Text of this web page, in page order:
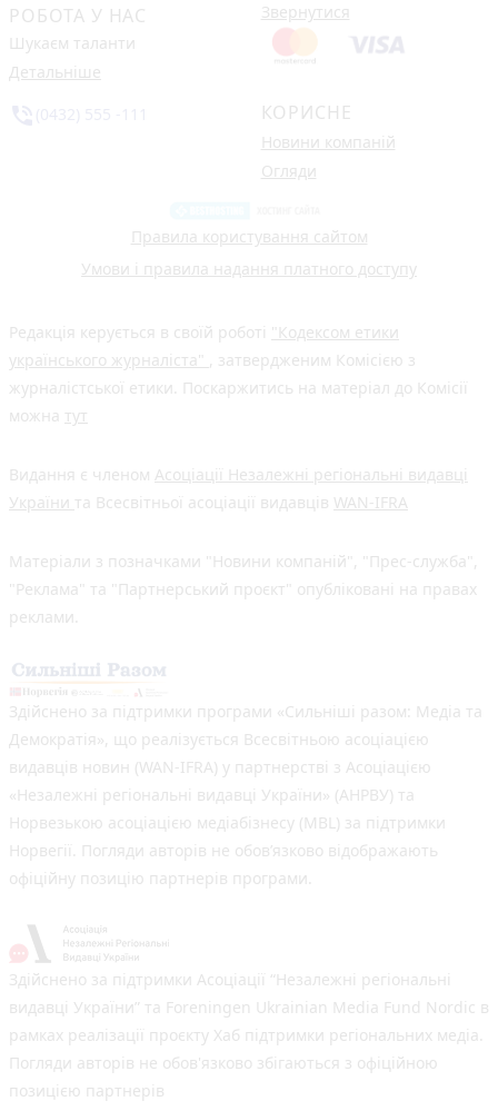
РОБОТА У НАС
Шукаєм таланти
Детальніше
Звернутися
КОРИСНЕ
Новини компаній
Огляди
Правила користування сайтом
Умови і правила надання платного доступу
Редакція керується в своїй роботі "Кодексом етики
українського журналіста" , затвердженим Комісією з
журналістської етики. Поскаржитись на матеріал до Комісії
можна тут
Видання є членом Асоціації Незалежні регіональні видавці
України та Всесвітньої асоціації видавців WAN-IFRA
Матеріали з позначками "Новини компаній", "Прес-служба",
"Реклама" та "Партнерський проєкт" опубліковані на правах
реклами.
Здійснено за підтримки програми «Сильніші разом: Медіа та
Демократія», що реалізується Всесвітньою асоціацією
видавців новин (WAN-IFRA) у партнерстві з Асоціацією
«Незалежні регіональні видавці України» (АНРВУ) та
Норвезькою асоціацією медіабізнесу (MBL) за підтримки
Норвегії. Погляди авторів не обов’язково відображають
офіційну позицію партнерів програми.
Здійснено за підтримки Асоціації “Незалежні регіональні
видавці України” та Foreningen Ukrainian Media Fund Nordic в
рамках реалізації проєкту Хаб підтримки регіональних медіа.
Погляди авторів не обов'язково збігаються з офіційною
позицією партнерів